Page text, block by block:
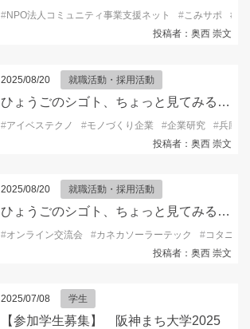
#NPO法人コミュニティ事業支援ネット #こみサポ #
投稿者：奥西 崇文
2025/08/20 就職活動・採用活動
ひょうごのシゴト、ちょっと見てみる？「バス見学会」参加者募集中！
#アイベステクノ #モノづくり企業 #企業研究 #兵庫県
投稿者：奥西 崇文
2025/08/20 就職活動・採用活動
ひょうごのシゴト、ちょっと見てみる？「モノづくり企業 オンライン交流会」参加者募集中！
#オンライン交流会 #カネカソーラーテック #コタニ
投稿者：奥西 崇文
2025/07/08 学生
【参加学生募集】 阪神まち大学2025